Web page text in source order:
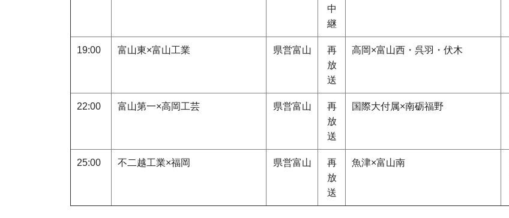
中
継
19:00 富山東×富山工業 県営富山
再
放
送
高岡×富山西・呉羽・伏木
22:00 富山第一×高岡工芸 県営富山
再
放
送
国際大付属×南砺福野
25:00 不二越工業×福岡 県営富山
再
放
送
魚津×富山南